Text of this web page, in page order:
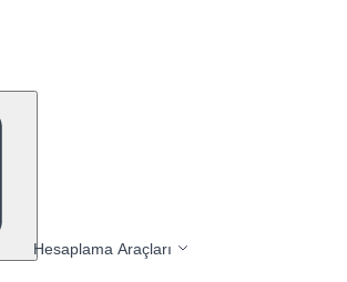
Hesaplama Araçları